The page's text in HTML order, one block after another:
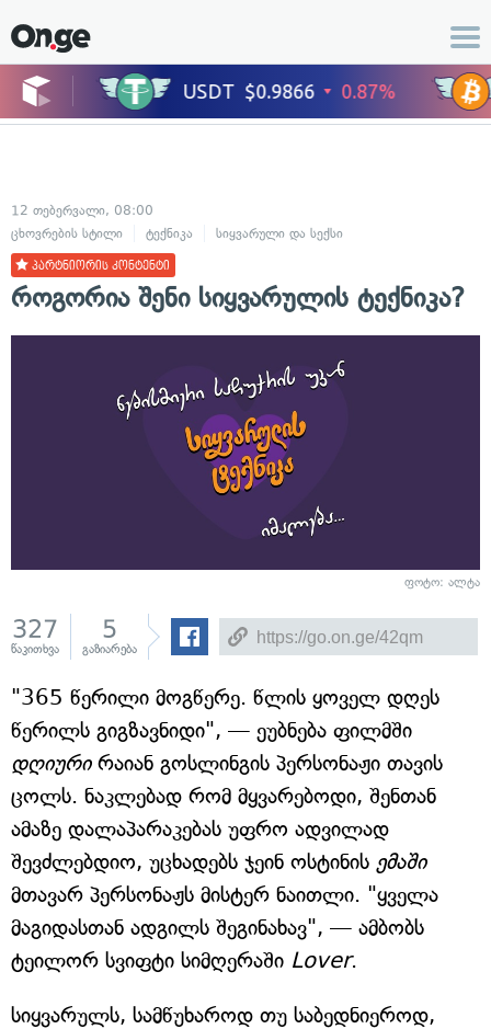
12 თებერვალი, 08:00
ცხოვრების სტილი
ტექნიკა სიყვარული და სექსი
პარტნიორის კონტენტი
როგორია შენი სიყვარულის ტექნიკა?
ფოტო: ალტა
327
წაკითხვა
5
გაზიარება
"365 წერილი მოგწერე. წლის ყოველ დღეს
წერილს გიგზავნიდი", — ეუბნება ფილმში
დღიურირაიან გოსლინგის პერსონაჟი თავის
ცოლს. ნაკლებად რომ მყვარებოდი, შენთან
ამაზე დალაპარაკებას უფრო ადვილად
შევძლებდიო, უცხადებს ჯეინ ოსტინის ემაში
მთავარ პერსონაჟს მისტერ ნაითლი. "ყველა
მაგიდასთან ადგილს შეგინახავ", — ამბობს
ტეილორ სვიფტი სიმღერაში Lover.
სიყვარულს, სამწუხაროდ თუ საბედნიეროდ,